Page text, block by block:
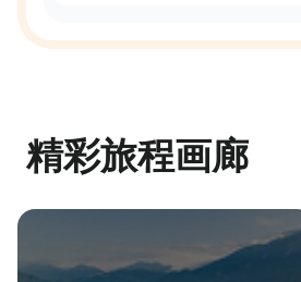
精彩旅程画廊